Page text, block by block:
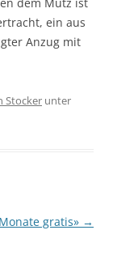
ein aus
Anzug mit
Stocker unter
gratis» →